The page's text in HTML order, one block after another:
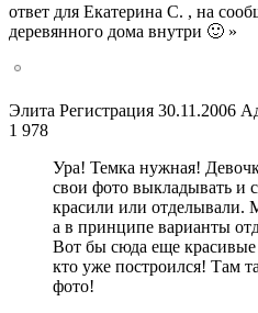
ответ для Екатерина С. , на
деревянного дома внутри 🙂 »
Элита Регистрация 30.11.2006
1 978
Ура! Темка нужная!
свои фото выкладывать и
красили или отделывали.
а в принципе варианты
Вот бы сюда еще красивые
кто уже построился! Там
фото!